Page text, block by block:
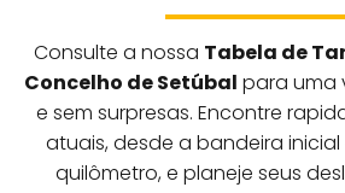
Consulte a nossa Tabela de
Concelho de Setúbal para uma
e sem surpresas. Encontre
atuais, desde a bandeira
quilômetro, e planeje seus